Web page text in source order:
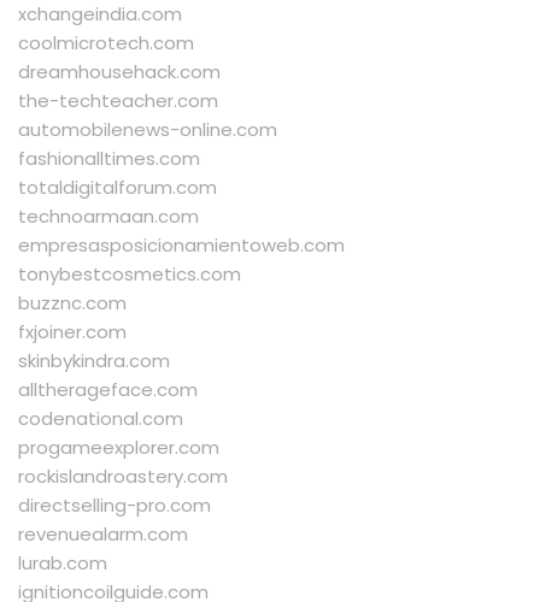
xchangeindia.com
coolmicrotech.com
dreamhousehack.com
the-techteacher.com
automobilenews-online.com
fashionalltimes.com
totaldigitalforum.com
technoarmaan.com
empresasposicionamientoweb.com
tonybestcosmetics.com
buzznc.com
fxjoiner.com
skinbykindra.com
alltherageface.com
codenational.com
progameexplorer.com
rockislandroastery.com
directselling-pro.com
revenuealarm.com
lurab.com
ignitioncoilguide.com